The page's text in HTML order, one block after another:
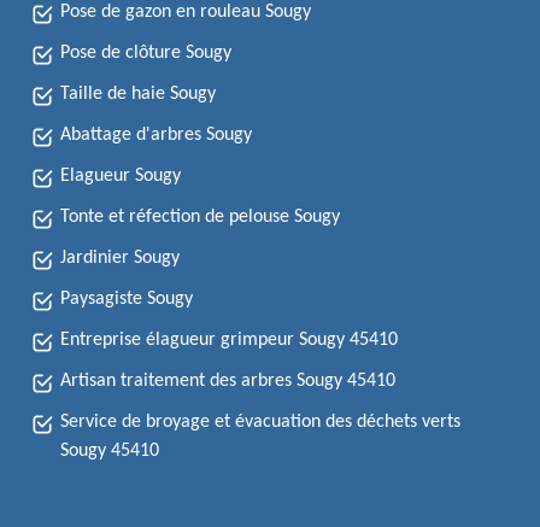
Pose de gazon en rouleau Sougy
Pose de clôture Sougy
Taille de haie Sougy
Abattage d'arbres Sougy
Elagueur Sougy
Tonte et réfection de pelouse Sougy
Jardinier Sougy
Paysagiste Sougy
Entreprise élagueur grimpeur Sougy 45410
Artisan traitement des arbres Sougy 45410
Service de broyage et évacuation des déchets verts
Sougy 45410